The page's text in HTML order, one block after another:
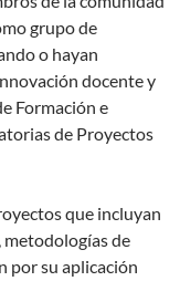
grupo de
o hayan
docente y
Formación e
de Proyectos
que incluyan
de
por su aplicación